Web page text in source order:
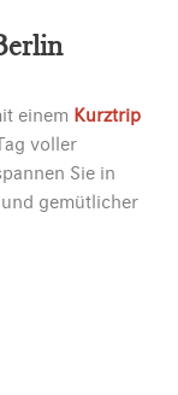
einem Kurztrip
voller
Sie in
gemütlicher